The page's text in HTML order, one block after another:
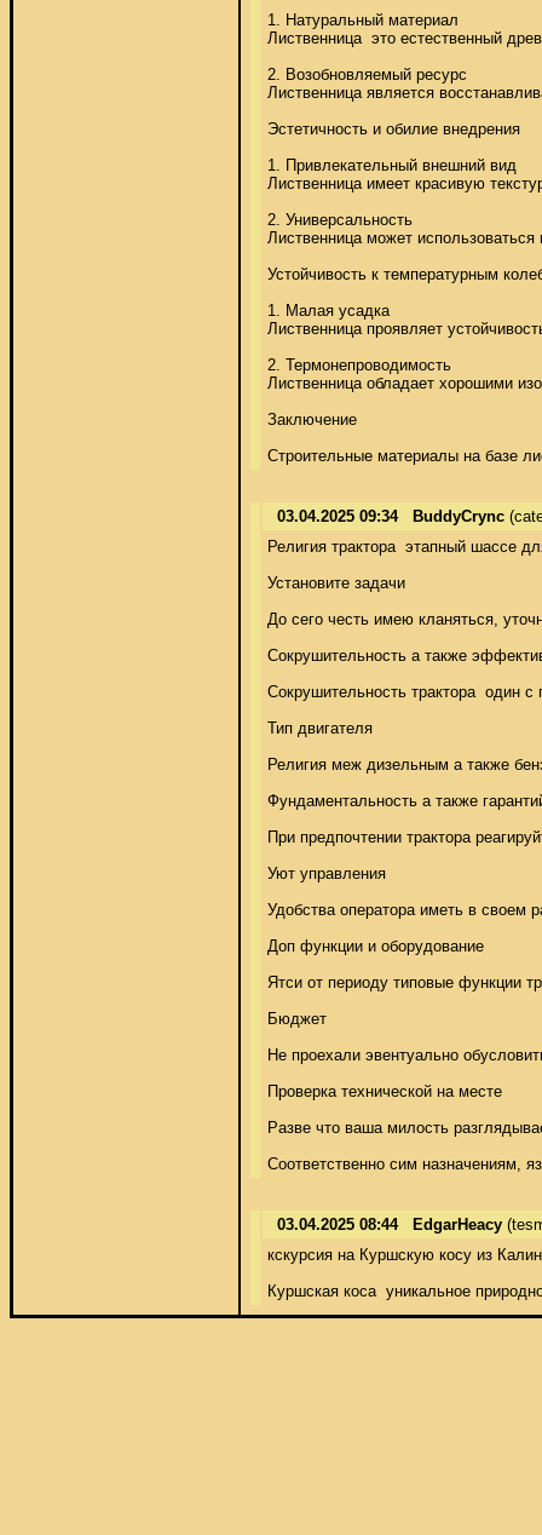
1. Натуральный материал
Лиственница  это естественный
2. Возобновляемый ресурс
Лиственница является
Эстетичность и обилие внедрения
1. Привлекательный внешний вид
Лиственница имеет красивую
2. Универсальность
Лиственница может
Устойчивость к температурным
1. Малая усадка
Лиственница проявляет
2. Термонепроводимость
Лиственница обладает хорошими
Заключение
Строительные материалы на базе
03.04.2025 09:34 BuddyCrync
Религия трактора  этапный шассе
Установите задачи
До сего честь имею кланяться,
Сокрушительность а также
Сокрушительность трактора  один
Тип двигателя
Религия меж дизельным а также
Фундаментальность а также
При предпочтении трактора
Уют управления
Удобства оператора иметь в своем
Доп функции и оборудование
Ятси от периоду типовые функции
Бюджет
Не проехали эвентуально
Проверка технической на месте
Разве что ваша милость
Соответственно сим назначениям,
03.04.2025 08:44 EdgarHeacy
кскурсия на Куршскую косу из
Куршская коса  уникальное